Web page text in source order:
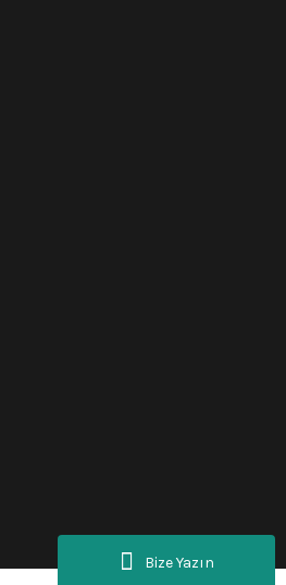
Bize Yazın